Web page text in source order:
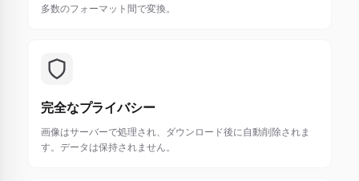
多数のフォーマット間で変換。
完全なプライバシー
画像はサーバーで処理され、ダウンロード後に自動削除されま
す。データは保持されません。